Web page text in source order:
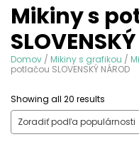
Mikiny s
Domov / Mikiny s grafikou /
potlačou SLOVENSKÝ NÁROD
Showing all 20 results
by